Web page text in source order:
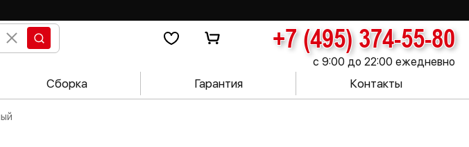
+7 (495) 374-55-80
с 9:00 до 22:00 ежедневно
Сборка Гарантия Контакты